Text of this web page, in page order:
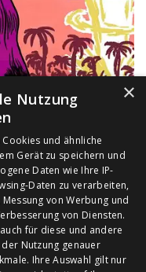
×
Nutzung
und ähnliche
Gerät zu speichern und
Daten wie Ihre IP-
Daten zu verarbeiten,
von Werbung und
von Diensten.
für diese und andere
Nutzung genauer
Ihre Auswahl gilt nur